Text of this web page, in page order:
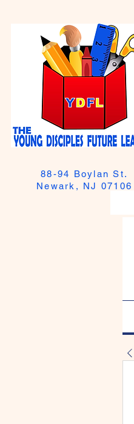
88-94 Boylan St.
Newark, NJ 07106